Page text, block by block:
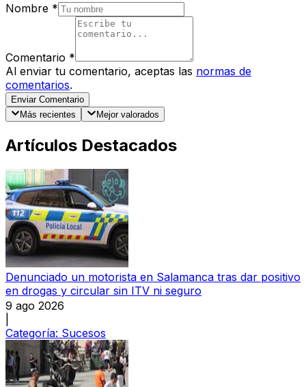
Nombre *
Comentario *
Al enviar tu comentario, aceptas las normas de
comentarios.
Enviar Comentario
Más recientes
Mejor valorados
Artículos Destacados
Denunciado un motorista en Salamanca tras dar positivo
en drogas y circular sin ITV ni seguro
9 ago 2026
Categoría: Sucesos